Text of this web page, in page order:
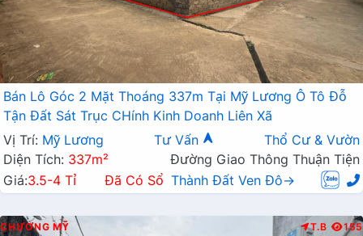
Bán Lô Góc 2 Mặt Thoáng 337m Tại Mỹ Lương Ô Tô Đỗ
Tận Đất Sát Trục CHính Kinh Doanh Liên Xã
Vị Trí: Mỹ Lương Tư Vấn
Thổ Cư & Vườn
Diện Tích: 337m²
Đường Giao Thông Thuận Tiện
Giá:3.5-4 Tỉ Đã Có Sổ Thành Đất Ven Đô→
CHƯƠNG MỸ T.B 155